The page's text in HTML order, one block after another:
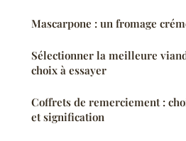
Mascarpone : un fromage
Sélectionner la meilleure
choix à essayer
Coffrets de remerciement :
et signification